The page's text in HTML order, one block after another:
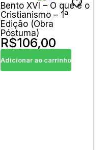
Bento XVI – O que é o
Cristianismo – 1ª
Edição (Obra
Póstuma)
R$106,00
Adicionar ao carrinho